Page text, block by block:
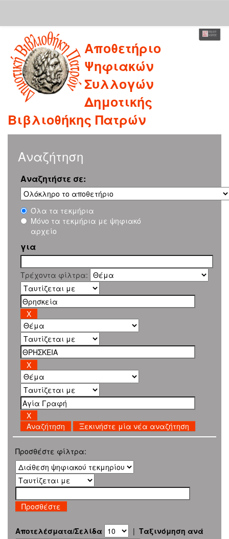
navigation
Αποθετήριο
Ψηφιακών
Συλλογών
Δημοτικής
Βιβλιοθήκης Πατρών
Αναζήτηση
Αναζητήστε σε:
Όλα τα τεκμήρια
Μόνο τα τεκμήρια με ψηφιακό
αρχείο
για
Τρέχοντα φίλτρα:
Ξεκινήστε μία νέα αναζήτηση
Προσθέστε φίλτρα:
Αποτελέσματα/Σελίδα | Ταξινόμηση ανά